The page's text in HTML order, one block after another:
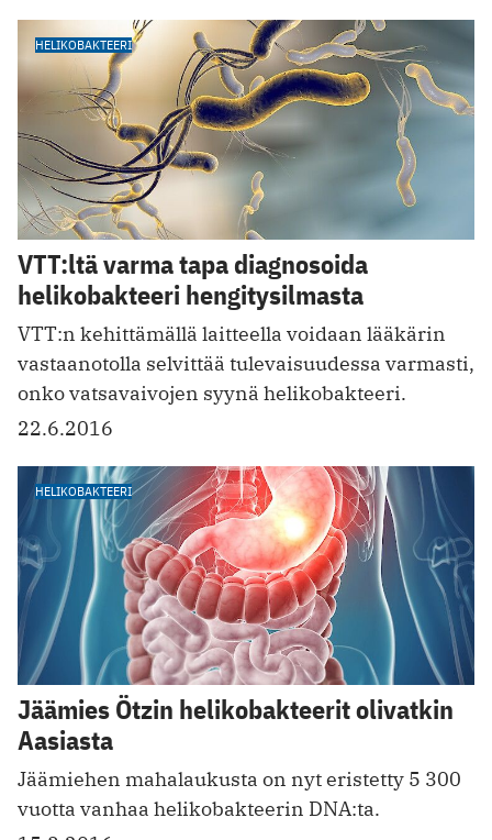
HELIKOBAKTEERI
VTT:ltä varma tapa diagnosoida
helikobakteeri hengitysilmasta
VTT:n kehittämällä laitteella voidaan lääkärin
vastaanotolla selvittää tulevaisuudessa varmasti,
onko vatsavaivojen syynä helikobakteeri.
22.6.2016
HELIKOBAKTEERI
Jäämies Ötzin helikobakteerit olivatkin
Aasiasta
Jäämiehen mahalaukusta on nyt eristetty 5 300
vuotta vanhaa helikobakteerin DNA:ta.